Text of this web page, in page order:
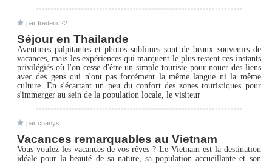
par frederic22
Séjour en Thailande
Aventures palpitantes et photos sublimes sont de beaux souvenirs de
vacances, mais les expériences qui marquent le plus restent ces instants
privilégiés où l'on cesse d'être un simple touriste pour nouer des liens
avec des gens qui n'ont pas forcément la même langue ni la même
culture. En s'écartant un peu du confort des zones touristiques pour
s'immerger au sein de la population locale, le visiteur
par chanys
Vacances remarquables au Vietnam
Vous voulez les vacances de vos rêves ? Le Vietnam est la destination
idéale pour la beauté de sa nature, sa population accueillante et son